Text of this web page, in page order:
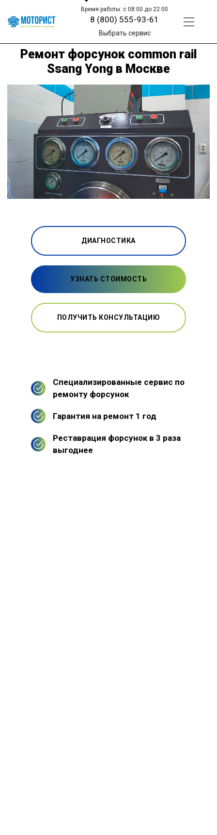
Время работы: с 08:00 до 22:00
8 (800) 555-93-61
Выбрать сервис
Ремонт форсунок common rail
Ssang Yong в Москве
ДИАГНОСТИКА
УЗНАТЬ СТОИМОСТЬ
ПОЛУЧИТЬ КОНСУЛЬТАЦИЮ
Специализированные сервис по
ремонту форсунок
Гарантия на ремонт 1 год
Реставрация форсунок в 3 раза
выгоднее